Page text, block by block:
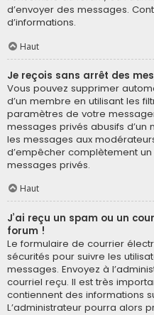
d’envoyer des messages.
d’informations.
Haut
Je reçois sans arrêt des
Vous pouvez supprimer
d’un membre en utilisant les
paramètres de votre
messages privés abusifs
les messages aux
d’empêcher complètement
messages privés.
Haut
J’ai reçu un spam ou un
forum !
Le formulaire de courrier
sécurités pour suivre les
messages. Envoyez à
courriel reçu. Il est très
contiennent des informations
L’administrateur pourra alors